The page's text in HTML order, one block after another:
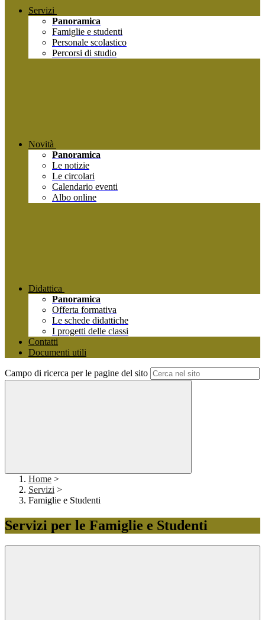
Servizi
Panoramica
Famiglie e studenti
Personale scolastico
Percorsi di studio
Novità
Panoramica
Le notizie
Le circolari
Calendario eventi
Albo online
Didattica
Panoramica
Offerta formativa
Le schede didattiche
I progetti delle classi
Contatti
Documenti utili
Campo di ricerca per le pagine del sito
Home >
Servizi >
Famiglie e Studenti
Servizi per le Famiglie e Studenti